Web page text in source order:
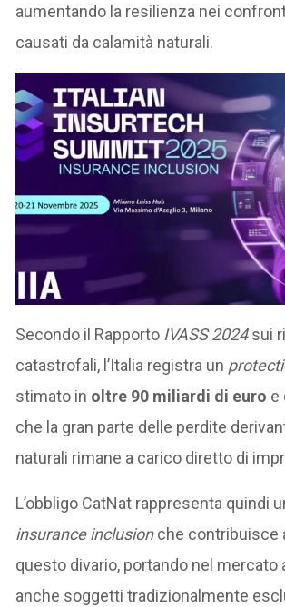
aumentando la resilienza nei
causati da calamità naturali.
Secondo il Rapporto IVASS 2024sui
catastrofali, l’Italia registra un
stimato in oltre 90 miliardi di euro e
che la gran parte delle perdite
naturali rimane a carico diretto di
L’obbligo CatNat rappresenta quindi
insurance inclusionche contribuisce
questo divario, portando nel mercato
anche soggetti tradizionalmente